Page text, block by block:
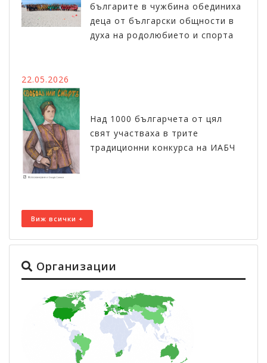
българите в чужбина обединиха
деца от български общности в
духа на родолюбието и спорта
22.05.2026
Над 1000 българчета от цял
свят участваха в трите
традиционни конкурса на ИАБЧ
Виж всички +
Организации